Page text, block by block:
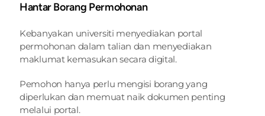
Hantar Borang Permohonan
Kebanyakan universiti menyediakan portal
permohonan dalam talian dan menyediakan
maklumat kemasukan secara digital.
Pemohon hanya perlu mengisi borang yang
diperlukan dan memuat naik dokumen penting
melalui portal.